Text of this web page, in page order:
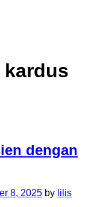
kardus
dengan
8, 2025 by lilis